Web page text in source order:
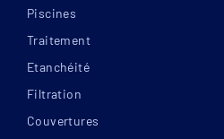
Piscines
Traitement
Etanchéité
Filtration
Couvertures